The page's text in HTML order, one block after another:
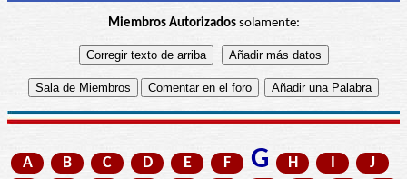
Miembros Autorizadossolamente:
A B C D E F G H I
J